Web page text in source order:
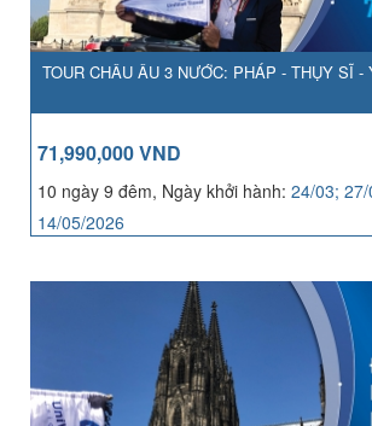
TOUR CHÂU ÂU 3 NƯỚC: PHÁP - THỤY SĨ -
71,990,000 VND
10 ngày 9 đêm, Ngày khởi hành: 24/03;
14/05/2026